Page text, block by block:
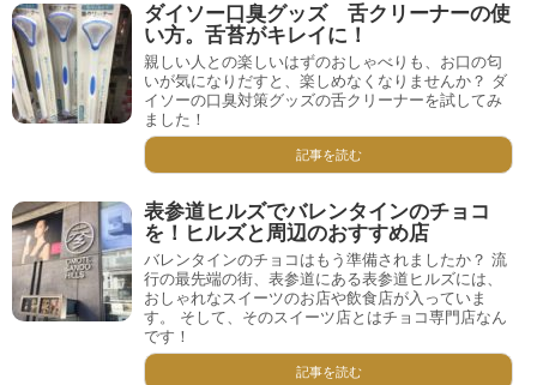
ダイソー口臭グッズ 舌クリーナーの使
い方。舌苔がキレイに！
親しい人との楽しいはずのおしゃべりも、お口の匂
いが気になりだすと、楽しめなくなりませんか？ ダ
イソーの口臭対策グッズの舌クリーナーを試してみ
ました！
記事を読む
表参道ヒルズでバレンタインのチョコ
を！ヒルズと周辺のおすすめ店
バレンタインのチョコはもう準備されましたか？ 流
行の最先端の街、表参道にある表参道ヒルズには、
おしゃれなスイーツのお店や飲食店が入っていま
す。 そして、そのスイーツ店とはチョコ専門店なん
です！
記事を読む